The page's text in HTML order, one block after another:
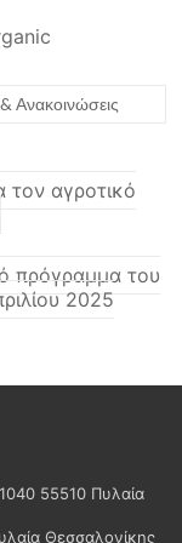
Ανακοινώσεις
τον αγροτικό
πρόγραμμα του
2025
55510 Πυλαία
Θεσσαλονίκης